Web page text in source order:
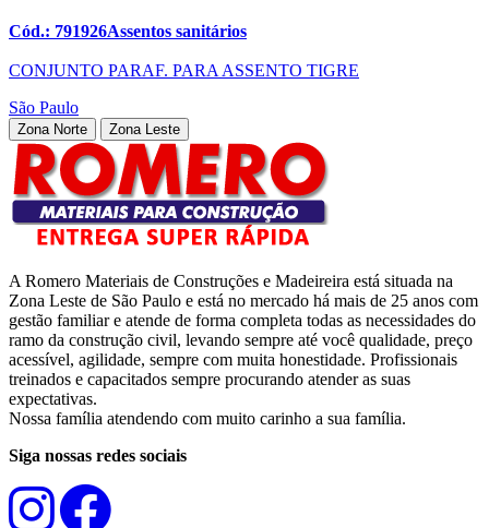
Cód.: 791926Assentos sanitários
CONJUNTO PARAF. PARA ASSENTO TIGRE
São Paulo
Zona Norte Zona Leste
A Romero Materiais de Construções e Madeireira está situada na
Zona Leste de São Paulo e está no mercado há mais de 25 anos com
gestão familiar e atende de forma completa todas as necessidades do
ramo da construção civil, levando sempre até você qualidade, preço
acessível, agilidade, sempre com muita honestidade. Profissionais
treinados e capacitados sempre procurando atender as suas
expectativas.
Nossa família atendendo com muito carinho a sua família.
Siga nossas redes sociais